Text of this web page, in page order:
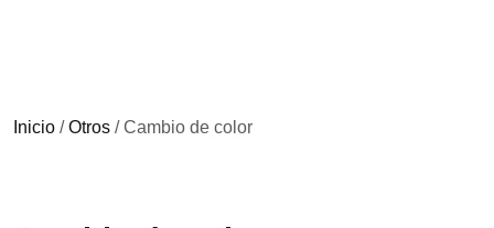
Inicio /Otros / Cambio de color